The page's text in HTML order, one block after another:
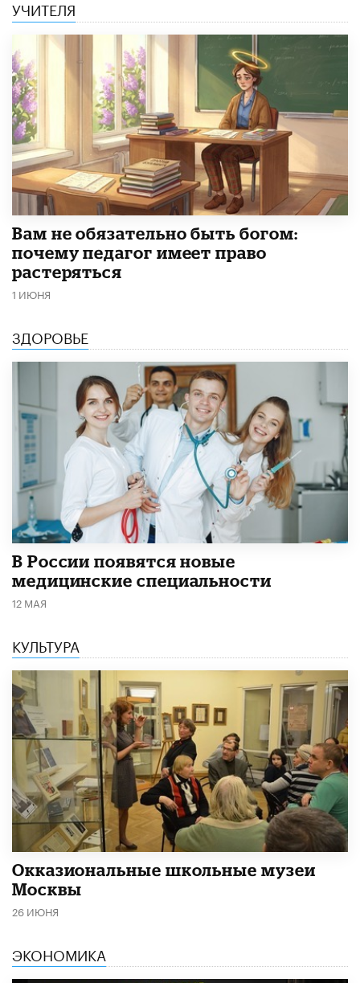
УЧИТЕЛЯ
​Вам не обязательно быть богом:
почему педагог имеет право
растеряться
1 ИЮНЯ
ЗДОРОВЬЕ
В России появятся новые
медицинские специальности
12 МАЯ
КУЛЬТУРА
​Окказиональные школьные музеи
Москвы
26 ИЮНЯ
ЭКОНОМИКА